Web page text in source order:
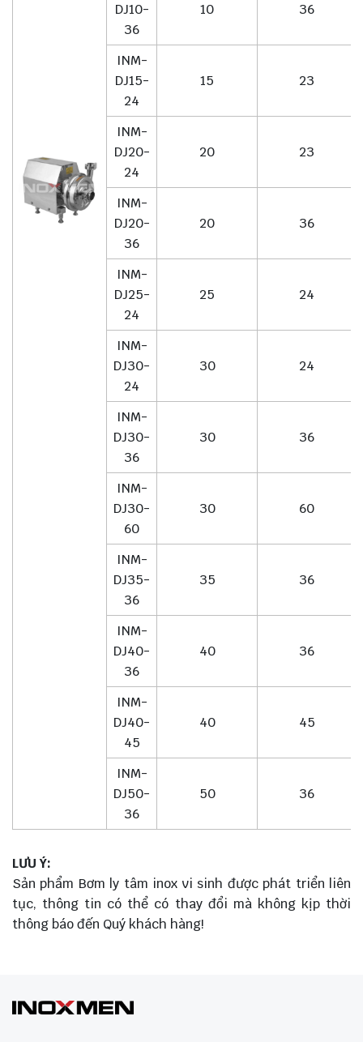
DJ10-
36
10 36
INM-
DJ15-
24
15 23
INM-
DJ20-
24
20 23
INM-
DJ20-
36
20 36
INM-
DJ25-
24
25 24
INM-
DJ30-
24
30 24
INM-
DJ30-
36
30 36
INM-
DJ30-
60
30 60
INM-
DJ35-
36
35 36
INM-
DJ40-
36
40 36
INM-
DJ40-
45
40 45
INM-
DJ50-
36
50 36
LƯU Ý:
Sản phẩm Bơm ly tâm inox vi sinh được phát triển liên
tục, thông tin có thể có thay đổi mà không kịp thời
thông báo đến Quý khách hàng!